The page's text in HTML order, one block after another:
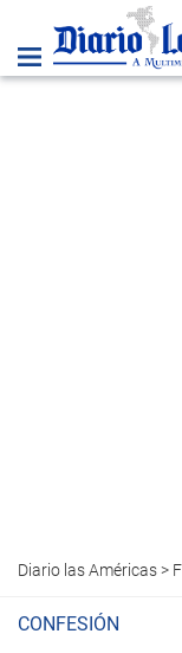
Diario las Américas>
CONFESIÓN